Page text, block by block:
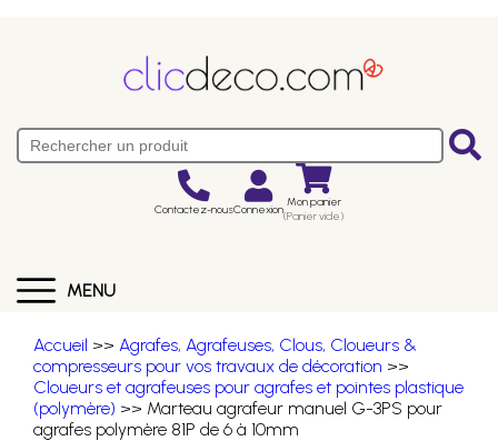
Contactez-nousConnexion Mon panier
(Panier vide)
MENU
Accueil >> Agrafes, Agrafeuses, Clous, Cloueurs &
compresseurs pour vos travaux de décoration >>
Cloueurs et agrafeuses pour agrafes et pointes plastique
(polymère) >> Marteau agrafeur manuel G-3PS pour
agrafes polymère 81P de 6 à 10mm